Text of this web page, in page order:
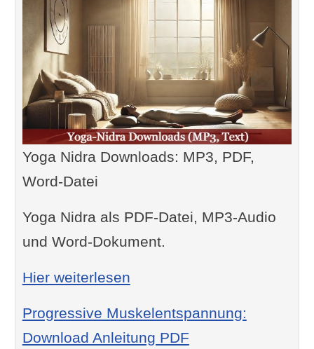
Yoga Nidra Downloads: MP3, PDF,
Word-Datei
Yoga Nidra als PDF-Datei, MP3-Audio
und Word-Dokument.
Hier weiterlesen: Yoga Nidra Downloads
Progressive Muskelentspannung:
Download Anleitung PDF